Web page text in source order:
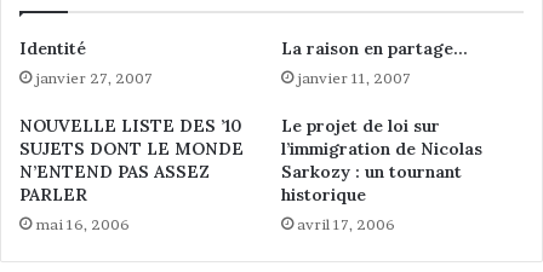
n
t
m
u
s
l
m
Identité
janvier 27, 2007
La raison en partage…
janvier 11, 2007
NOUVELLE LISTE DES ’10
SUJETS DONT LE MONDE
N’ENTEND PAS ASSEZ
PARLER
mai 16, 2006
Le projet de loi sur
l’immigration de Nicolas
Sarkozy : un tournant
historique
avril 17, 2006